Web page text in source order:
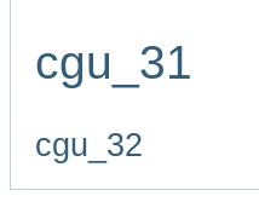
cgu_31
cgu_32